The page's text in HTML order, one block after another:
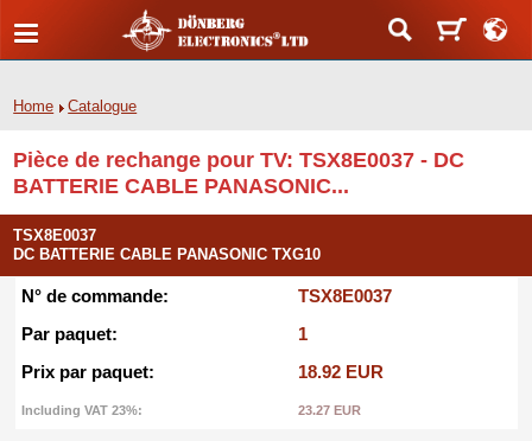
Home Catalogue
Pièce de rechange pour TV: TSX8E0037 - DC
BATTERIE CABLE PANASONIC...
TSX8E0037
DC BATTERIE CABLE PANASONIC TXG10
N° de commande:
TSX8E0037
Par paquet:
1
Prix par paquet:
18.92 EUR
Including VAT 23%: 23.27 EUR